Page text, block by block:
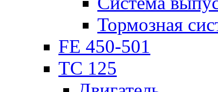
Тормозная
FE 450-501
TC 125